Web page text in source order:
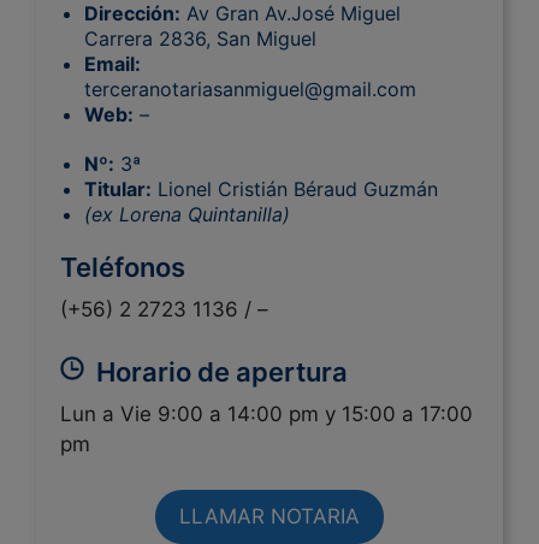
Dirección: Av Gran Av.José Miguel
Carrera 2836, San Miguel
Email:
terceranotariasanmiguel@gmail.com
Web: –
Nº: 3ª
Titular: Lionel Cristián Béraud Guzmán
(ex Lorena Quintanilla)
Teléfonos
(+56) 2 2723 1136 / –
Horario de apertura
Lun a Vie 9:00 a 14:00 pm y 15:00 a 17:00
pm
LLAMAR NOTARIA